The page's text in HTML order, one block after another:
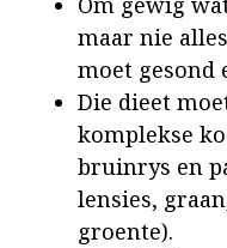
maar nie
moet gesond
Die dieet
komplekse
bruinrys en
lensies,
groente).